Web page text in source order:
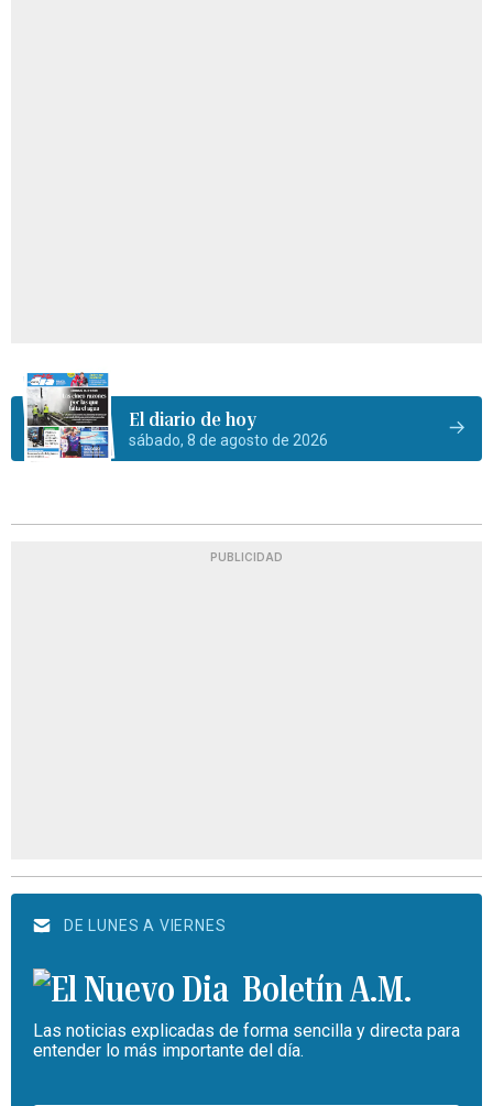
El diario de hoy
sábado, 8 de agosto de 2026
PUBLICIDAD
DE LUNES A VIERNES
Boletín A.M.
Las noticias explicadas de forma sencilla y directa para
entender lo más importante del día.